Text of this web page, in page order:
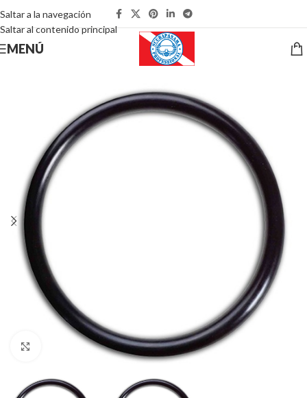
Saltar a la navegación
Saltar al contenido principal
MENÚ
Pulsa para ampliar